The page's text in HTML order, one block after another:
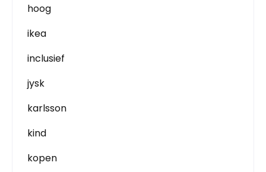
hoog
ikea
inclusief
jysk
karlsson
kind
kopen